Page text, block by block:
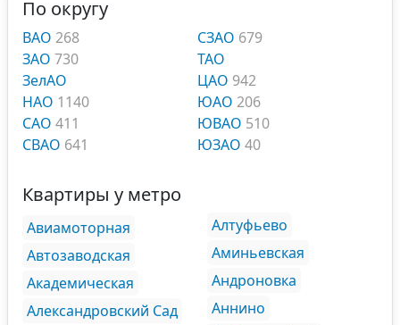
По округу
ВАО 268
ЗАО 730
ЗелАО
НАО 1140
САО 411
СВАО 641
СЗАО 679
ТАО
ЦАО 942
ЮАО 206
ЮВАО 510
ЮЗАО 40
Квартиры у метро
Авиамоторная
Автозаводская
Академическая
Александровский Сад
Алтуфьево
Аминьевская
Андроновка
Аннино